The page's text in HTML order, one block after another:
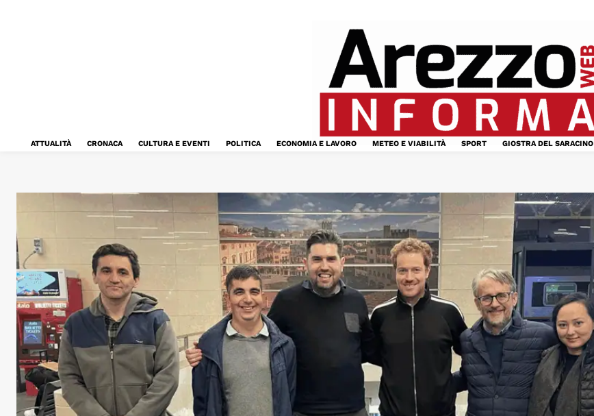
ATTUALITÀ CRONACA CULTURA E EVENTI POLITICA ECONOMIA E LAVORO METEO E VIABILITÀ SPORT GIOSTRA DEL SARACINO